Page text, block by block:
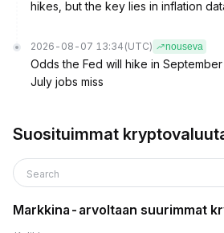
hikes, but the key lies in inflation
2026-08-07 13:34 (UTC) nouseva
Odds the Fed will hike in
July jobs miss
Suosituimmat
Search
Markkina-arvoltaan suurimmat